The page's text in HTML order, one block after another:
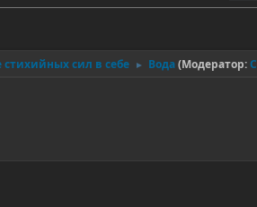
стихийных сил в себе ► Вода(Модератор: